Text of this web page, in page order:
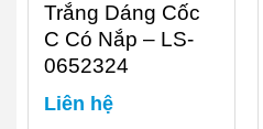
Trắng Dáng Cốc
C Có Nắp – LS-
0652324
Liên hệ